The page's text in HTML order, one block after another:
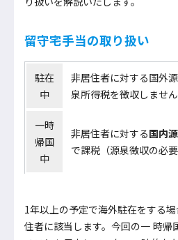
留守宅手当の取り扱い
駐在
中
非居住者に対する国外
泉所得税を徴収しません
一時
帰国
中
非居住者に対する国内
で課税（源泉徴収の必要
1年以上の予定で海外駐在をする
住者に該当します。今回の一 時帰